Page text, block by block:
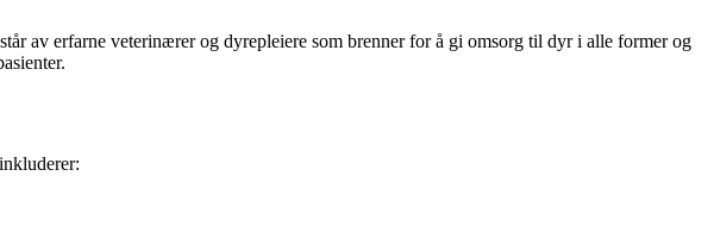
av erfarne veterinærer og dyrepleiere som brenner for å gi omsorg til dyr i alle former og